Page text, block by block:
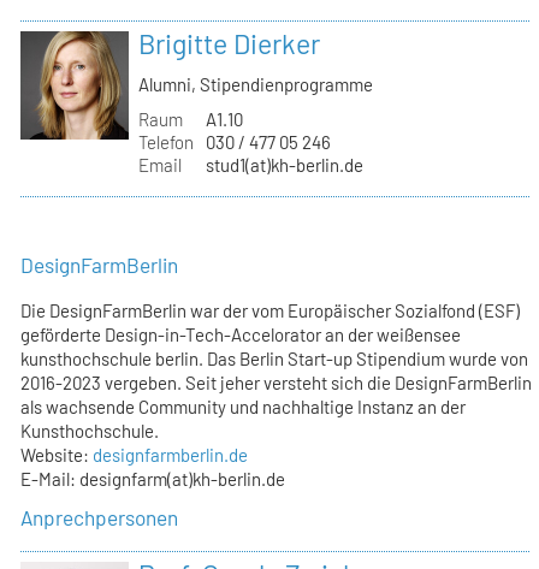
Brigitte Dierker
Alumni, Stipendienprogramme
Raum
A1.10
Telefon
030 / 477 05 246
Email
stud1(at)kh-berlin.de
DesignFarmBerlin
Die DesignFarmBerlin war der vom Europäischer Sozialfond (ESF)
geförderte Design-in-Tech-Accelorator an der weißensee
kunsthochschule berlin. Das Berlin Start-up Stipendium wurde von
2016-2023 vergeben. Seit jeher versteht sich die DesignFarmBerlin
als wachsende Community und nachhaltige Instanz an der
Kunsthochschule.
Website: designfarmberlin.de
E-Mail: designfarm(at)kh-berlin.de
Anprechpersonen